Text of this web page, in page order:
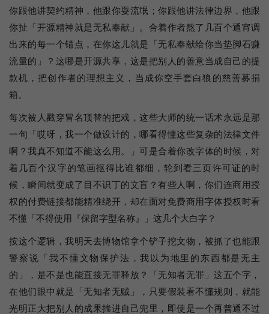
你跟他讲契约精神，他跟你耍流氓；你跟他讲法律边界，他跟
你扯「开源精神就是无私奉献」。合着作者熬了几百个通宵调
出来的每一个锚点，在你这儿就是「无私奉献给你当垫脚石赚
流量的」？这哪是开源共享，这是把别人的善意当成自己的提
款机，把创作者的理想主义，当成你空手套白狼的慈善募捐
箱。
每次被人戳穿冒名顶替的把戏，这些大师的统一话术永远是那
一句「哎呀，我一个做设计的，哪看得懂这些复杂的法律文件
啊？我真不知道不能这么用。」可是合着你改字体的时候，对
着几百个汉字的笔画抠得比谁都细，轮到看三页许可证的时
候，瞬间就变成了目不识丁的文盲？有些人啊，你们连商用授
权的付费链接都能精准绕开，却在面对免费商用字体授权时看
不懂「不得使用『保留字型名称』」这几个大白字？
按这个逻辑，我明天去博物馆拿个铲子挖文物，被抓了也能跟
警察说「我不懂文物保护法，我以为地里的东西都是无主
的」，是不是也能直接无罪释放？「无知者无罪」这五个字，
在他们眼中就是「无知者无贼」，只要假装看不懂规则，就能
光明正大把别人的成果揣进自己兜里，即使是一个再普通不过